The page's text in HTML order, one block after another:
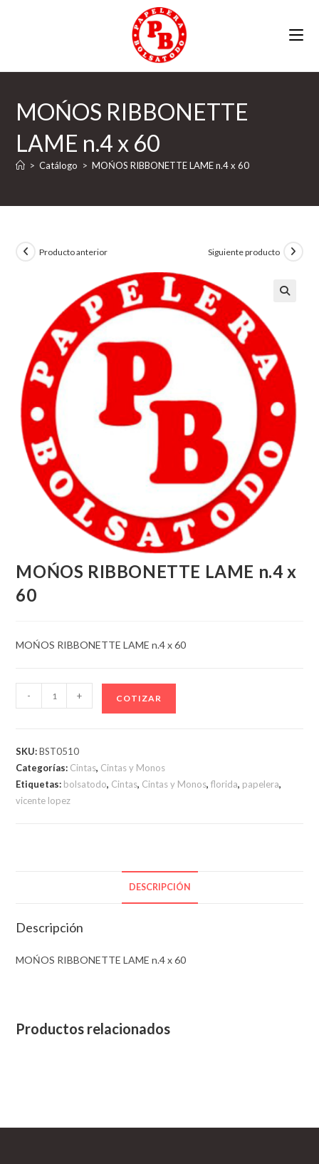
MOŃOS RIBBONETTE
LAME n.4 x 60
> Catálogo > MOŃOS RIBBONETTE LAME n.4 x 60
Producto anterior Siguiente producto
MOŃOS RIBBONETTE LAME n.4 x
60
MOŃOS RIBBONETTE LAME n.4 x 60
MOŃOS
RIBBONETTE
x
60
cantidad
- + COTIZAR
SKU:BST0510
Categorías: Cintas, Cintas y Monos
Etiquetas: bolsatodo, Cintas, Cintas y Monos,florida, papelera,
vicente lopez
DESCRIPCIÓN
Descripción
MOŃOS RIBBONETTE LAME n.4 x 60
Productos relacionados